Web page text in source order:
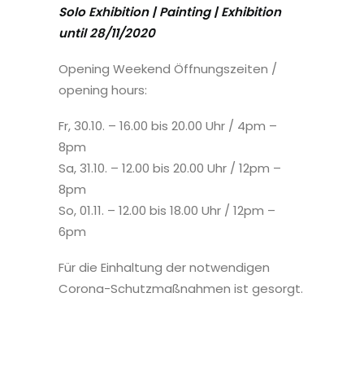
Solo Exhibition | Painting | Exhibition
until 28/11/2020
Opening Weekend Öffnungszeiten /
opening hours:
Fr, 30.10. – 16.00 bis 20.00 Uhr / 4pm –
8pm
Sa, 31.10. – 12.00 bis 20.00 Uhr / 12pm –
8pm
So, 01.11. – 12.00 bis 18.00 Uhr / 12pm –
6pm
Für die Einhaltung der notwendigen
Corona-Schutzmaßnahmen ist gesorgt.